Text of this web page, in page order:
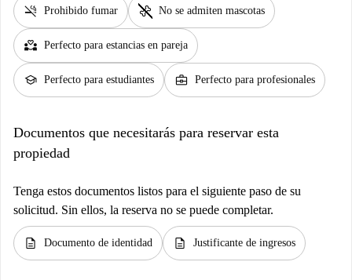
smoke_free Prohibido fumar pet_supplies No se admiten mascotas
partner_heart Perfecto para estancias en pareja
school Perfecto para estudiantes business_center Perfecto para profesionales
Documentos que necesitarás para reservar esta
propiedad
Tenga estos documentos listos para el siguiente paso de su
solicitud. Sin ellos, la reserva no se puede completar.
description Documento de identidad description Justificante de ingresos